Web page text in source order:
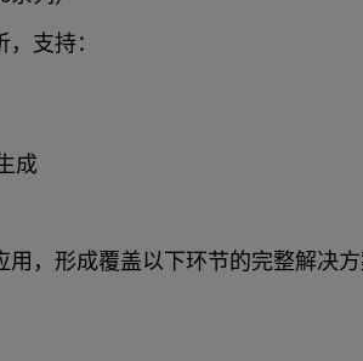
支持：
成
，形成覆盖以下环节的完整解决方